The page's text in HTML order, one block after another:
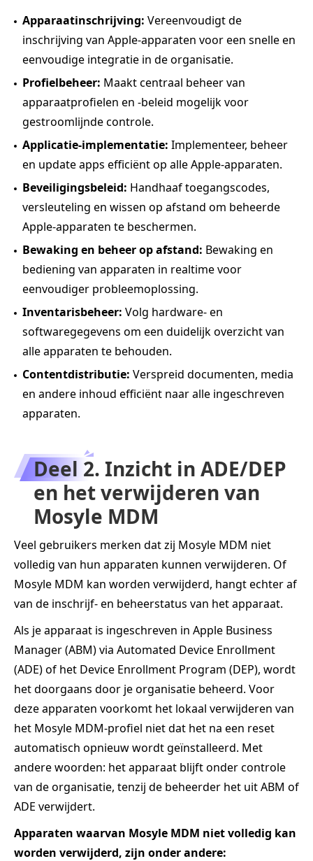
Apparaatinschrijving: Vereenvoudigt de
inschrijving van Apple‑apparaten voor een snelle en
eenvoudige integratie in de organisatie.
Profielbeheer: Maakt centraal beheer van
apparaatprofielen en -beleid mogelijk voor
gestroomlijnde controle.
Applicatie‑implementatie: Implementeer, beheer
en update apps efficiënt op alle Apple‑apparaten.
Beveiligingsbeleid: Handhaaf toegangscodes,
versleuteling en wissen op afstand om beheerde
Apple‑apparaten te beschermen.
Bewaking en beheer op afstand: Bewaking en
bediening van apparaten in realtime voor
eenvoudiger probleemoplossing.
Inventarisbeheer: Volg hardware‑ en
softwaregegevens om een duidelijk overzicht van
alle apparaten te behouden.
Contentdistributie: Verspreid documenten, media
en andere inhoud efficiënt naar alle ingeschreven
apparaten.
Deel 2. Inzicht in ADE/DEP
en het verwijderen van
Mosyle MDM
Veel gebruikers merken dat zij Mosyle MDM niet
volledig van hun apparaten kunnen verwijderen. Of
Mosyle MDM kan worden verwijderd, hangt echter af
van de inschrijf- en beheerstatus van het apparaat.
Als je apparaat is ingeschreven in Apple Business
Manager (ABM) via Automated Device Enrollment
(ADE) of het Device Enrollment Program (DEP), wordt
het doorgaans door je organisatie beheerd. Voor
deze apparaten voorkomt het lokaal verwijderen van
het Mosyle MDM‑profiel niet dat het na een reset
automatisch opnieuw wordt geïnstalleerd. Met
andere woorden: het apparaat blijft onder controle
van de organisatie, tenzij de beheerder het uit ABM of
ADE verwijdert.
Apparaten waarvan Mosyle MDM niet volledig kan
worden verwijderd, zijn onder andere: